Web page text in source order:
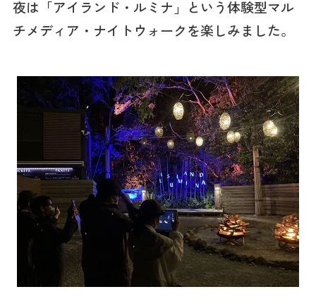
夜は「アイランド・ルミナ」という体験型マル
チメディア・ナイトウォークを楽しみました。